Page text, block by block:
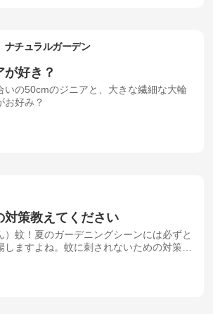
ナチュラルガーデン
が好き？
いの50cmのジニアと、大きな繊細な大輪
お好み？
対策教えてください
蚊！夏のガーデニングシーンには必ずと
ますよね。蚊に刺されないための対策を
よかったら銘柄などもご記入ください
付けています。